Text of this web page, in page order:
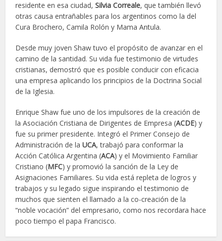
residente en esa ciudad,Silvia Correale, que también llevó
otras causa entrañables para los argentinos como la del
Cura Brochero, Camila Rolón y Mama Antula.
Desde muy joven Shaw tuvo el propósito de avanzar en el
camino de la santidad. Su vida fue testimonio de virtudes
cristianas, demostró que es posible conducir con eficacia
una empresa aplicando los principios de la Doctrina Social
de la Iglesia.
Enrique Shaw fue uno de los impulsores de la creación de
la Asociación Cristiana de Dirigentes de Empresa (ACDE) y
fue su primer presidente. Integró el Primer Consejo de
Administración de laUCA, trabajó para conformar la
Acción Católica Argentina (ACA) y el Movimiento Familiar
Cristiano (MFC) y promovió la sanción de la Ley de
Asignaciones Familiares. Su vida está repleta de logros y
trabajos y su legado sigue inspirando el testimonio de
muchos que sienten el llamado a la co-creación de la
“noble vocación” del empresario, como nos recordara hace
poco tiempo el papa Francisco.